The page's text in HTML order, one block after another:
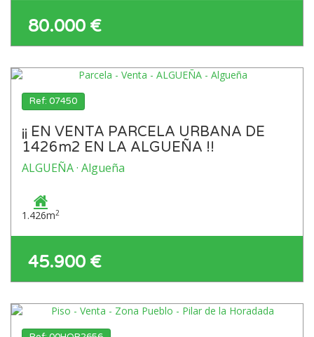
80.000 €
Ref: 07450
¡¡ EN VENTA PARCELA URBANA DE
1426m2 EN LA ALGUEÑA !!
ALGUEÑA · Algueña
1.426m2
45.900 €